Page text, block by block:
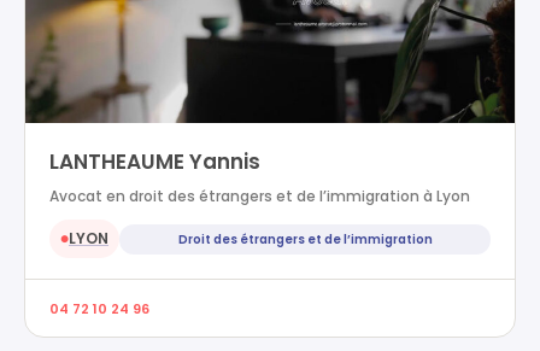
LANTHEAUME Yannis
Avocat en droit des étrangers et de l’immigration à Lyon
●LYON Droit des étrangers et de l’immigration
04 72 10 24 96